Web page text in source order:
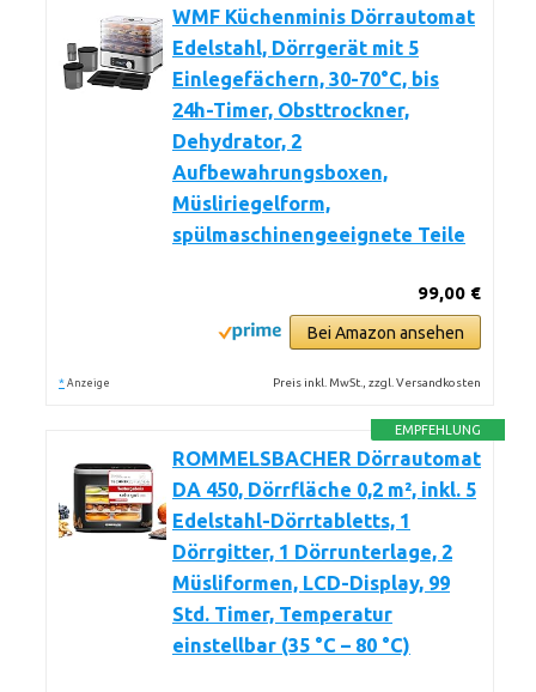
WMF Küchenminis Dörrautomat
Edelstahl, Dörrgerät mit 5
Einlegefächern, 30-70°C, bis
24h-Timer, Obsttrockner,
Dehydrator, 2
Aufbewahrungsboxen,
Müsliriegelform,
spülmaschinengeeignete Teile
99,00 €
Bei Amazon ansehen
* Anzeige Preis inkl. MwSt., zzgl. Versandkosten
EMPFEHLUNG
ROMMELSBACHER Dörrautomat
DA 450, Dörrfläche 0,2 m², inkl. 5
Edelstahl-Dörrtabletts, 1
Dörrgitter, 1 Dörrunterlage, 2
Müsliformen, LCD-Display, 99
Std. Timer, Temperatur
einstellbar (35 °C – 80 °C)